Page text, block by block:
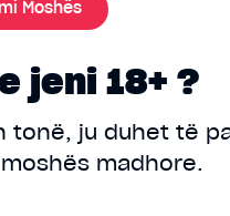
Moshës
jeni 18+ ?
tonë, ju duhet të
madhore.